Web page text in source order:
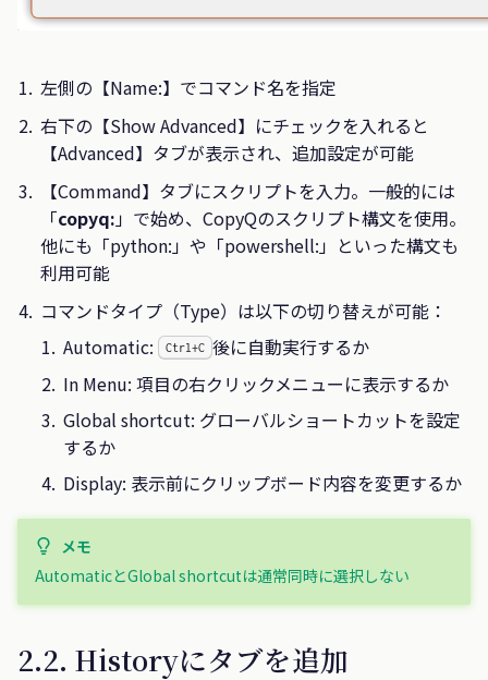
左側の【Name:】でコマンド名を指定
右下の【Show Advanced】にチェックを入れると
【Advanced】タブが表示され、追加設定が可能
【Command】タブにスクリプトを入力。一般的には
「copyq:」で始め、CopyQのスクリプト構文を使用。
他にも「python:」や「powershell:」といった構文も
利用可能
コマンドタイプ（Type）は以下の切り替えが可能：
Automatic:
Ctrl+C 後に自動実行するか
In Menu: 項目の右クリックメニューに表示するか
Global shortcut: グローバルショートカットを設定
するか
Display: 表示前にクリップボード内容を変更するか
メモ
AutomaticとGlobal shortcutは通常同時に選択しない
2.2. Historyにタブを追加